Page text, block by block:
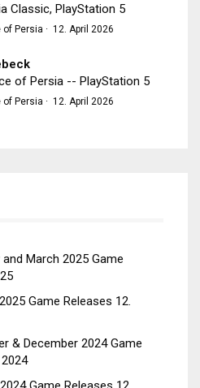
Classic, PlayStation 5
of Persia · 12. April 2026
of Persia -- PlayStation 5
of Persia · 12. April 2026
March 2025 Game
Game Releases 12.
& December 2024 Game